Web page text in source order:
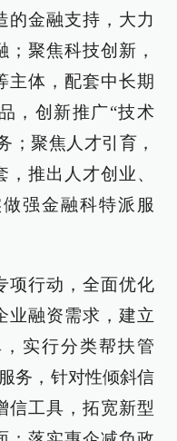
的金融支持，大力
聚焦科技创新，
主体，配套中长期
，创新推广“技术
；聚焦人才引育，
推出人才创业、
强金融科特派服
项行动，全面优化
业融资需求，建立
实行分类帮扶管
务，针对性倾斜信
信工具，拓宽新型